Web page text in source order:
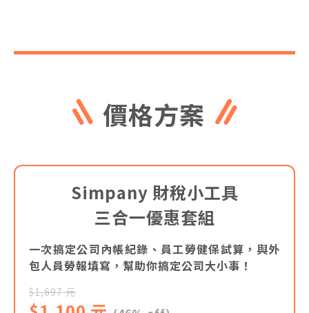
價格方案
Simpany 財稅小工具
三合一優惠套組
一次搞定公司內帳紀錄、員工勞健保試算，與外
包人員勞報填寫，幫助你搞定公司大小事！
$1,697 元